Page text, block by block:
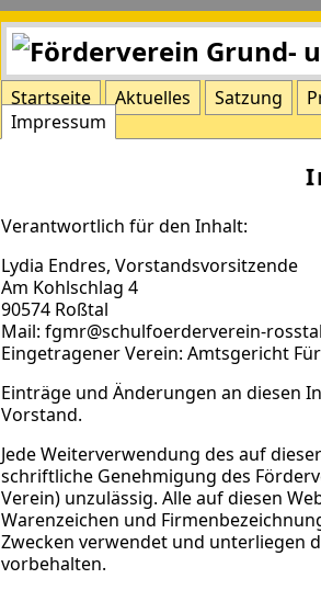
Startseite Aktuelles Satzung
Impressum
Verantwortlich für den Inhalt:
Lydia Endres, Vorstandsvorsitzende
Am Kohlschlag 4
90574 Roßtal
Mail: fgmr@schulfoerderverein-
Eingetragener Verein: Amtsgericht
Einträge und Änderungen an diesen
Vorstand.
Jede Weiterverwendung des auf
schriftliche Genehmigung des
Verein) unzulässig. Alle auf diesen
Warenzeichen und
Zwecken verwendet und unterliegen
vorbehalten.